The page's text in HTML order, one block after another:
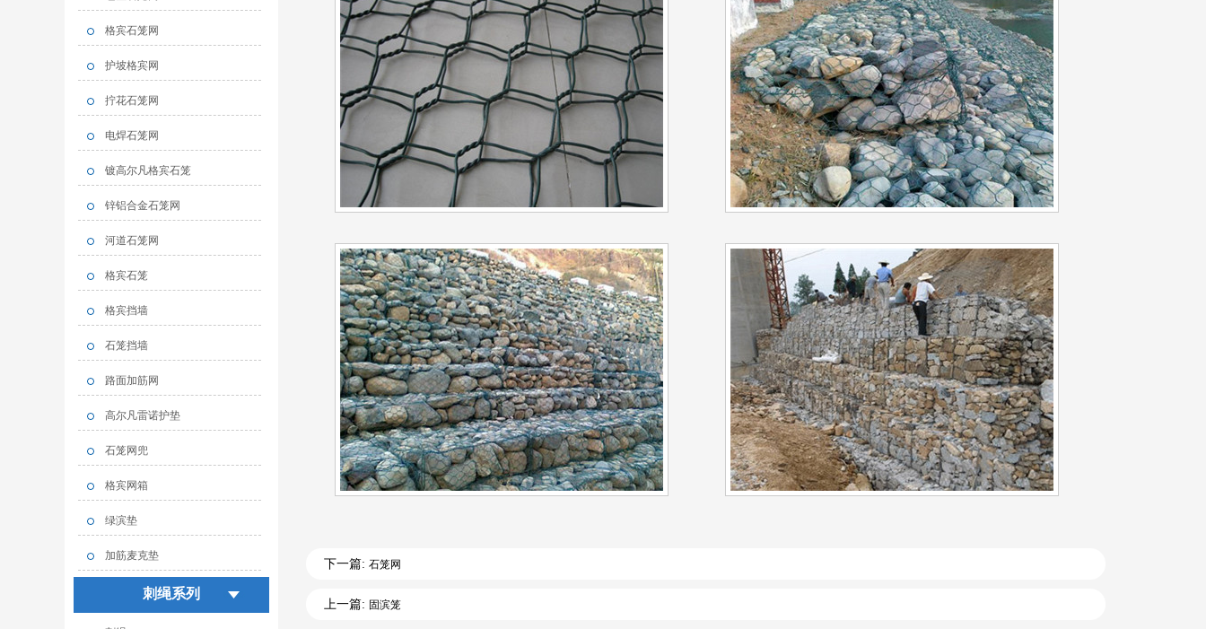
格宾石笼网
护坡格宾网
拧花石笼网
电焊石笼网
镀高尔凡格宾石笼
锌铝合金石笼网
河道石笼网
格宾石笼
格宾挡墙
石笼挡墙
路面加筋网
高尔凡雷诺护垫
石笼网兜
格宾网箱
绿滨垫
加筋麦克垫
刺绳系列
下一篇: 石笼网
上一篇: 固滨笼